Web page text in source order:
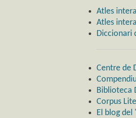
Atles
Atles
Diccionari
Centre de
Biblioteca
Corpus
El blog del